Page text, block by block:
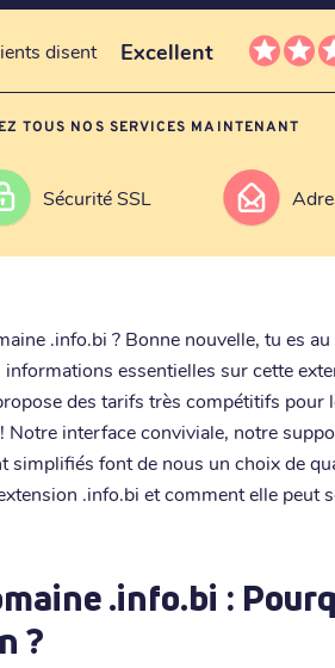
disent Excellent
TOUS NOS SERVICES MAINTENANT
Sécurité SSL
.info.bi ? Bonne nouvelle, tu es au
essentielles sur cette
des tarifs très compétitifs pour
Notre interface conviviale, notre
simplifiés font de nous un choix de
.info.bi et comment elle peut
.info.bi :
?